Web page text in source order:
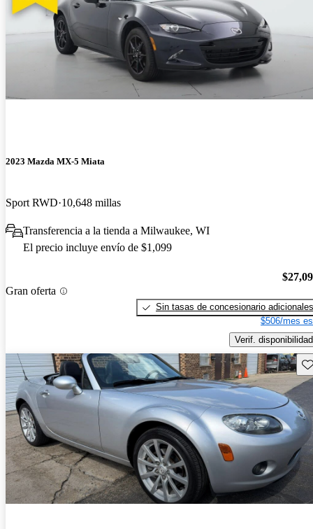
2023 Mazda MX-5 Miata
Sport RWD 10,648 millas
Transferencia a la tienda a Milwaukee, WI
El precio incluye envío de $1,099
Gran oferta
Sin tasas de concesionario adicionales
$506/mes
Verif. disponibilidad